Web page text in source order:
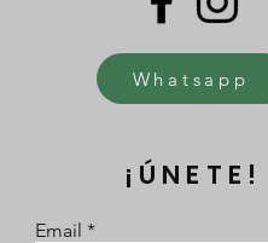
Whatsapp
¡ÚNETE!
Email